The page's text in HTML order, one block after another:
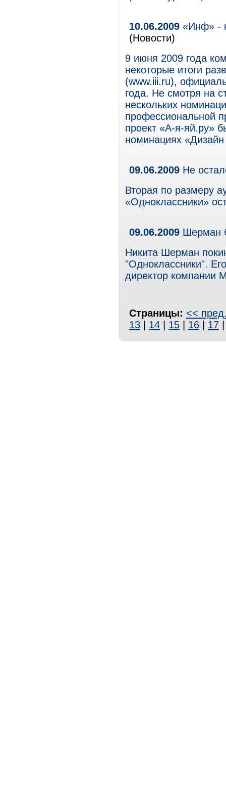
10.06.2009 «Инф» -
(Новости)
9 июня 2009 года
некоторые итоги
(www.iii.ru),
года. Не смотря на
нескольких
профессиональной
проект «А-я-яй.ру»
номинациях
09.06.2009 Не
Вторая по размеру
«Одноклассники»
09.06.2009 Шерман
Никита Шерман
"Одноклассники".
директор компании
Страницы: <<
13
14 15 16 17